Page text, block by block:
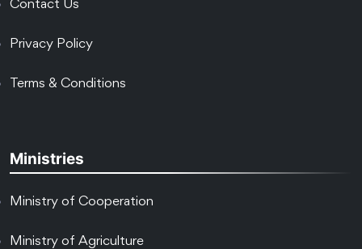
Contact Us
Privacy Policy
Terms & Conditions
Ministries
Ministry of Cooperation
Ministry of Agriculture